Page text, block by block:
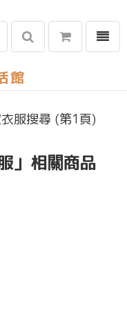
選單
服搜尋 (第1頁)
」相關商品